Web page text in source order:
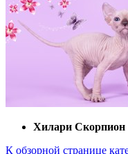
Хилари Скорпион
К обзорной странице